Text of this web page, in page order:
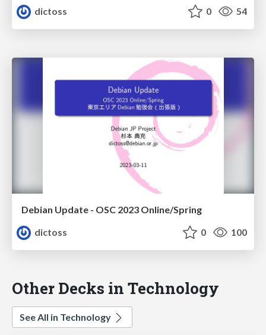
dictoss
0 54
Debian Update - OSC 2023 Online/Spring
dictoss
0 100
Other Decks in Technology
See All in Technology